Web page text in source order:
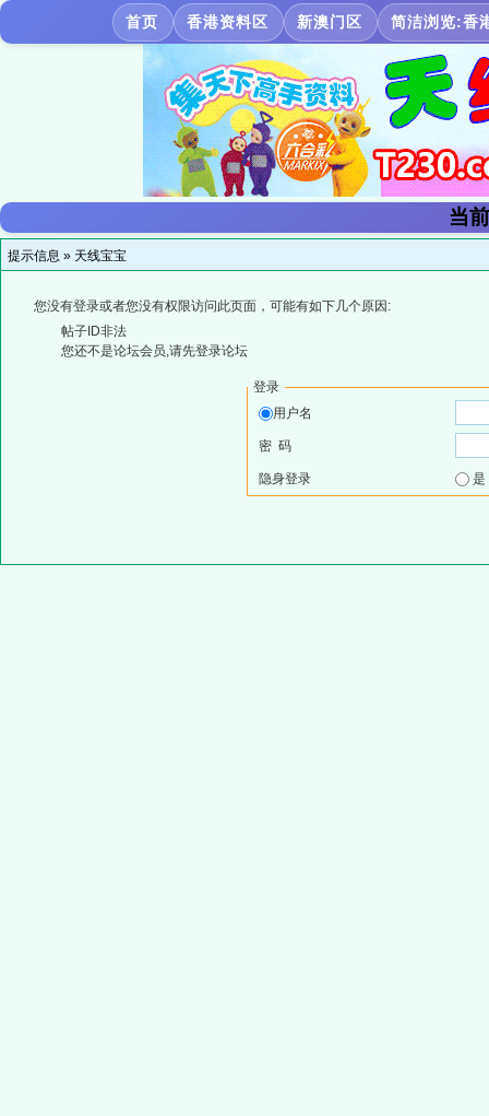
首页 香港资料区 新澳门区 简洁浏览:香
当
提示信息 » 天线宝宝
您没有登录或者您没有权限访问此页面，可能有如下几个原因:
帖子ID非法
您还不是论坛会员,请先登录论坛
登录
用户名
密 码
隐身登录